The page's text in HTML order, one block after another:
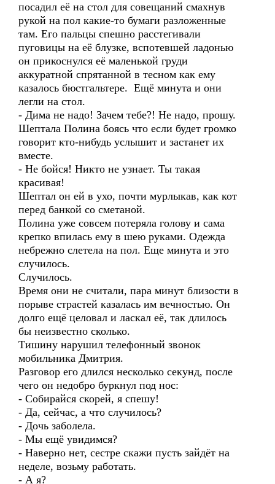
посадил её на стол для совещаний смахнув
рукой на пол какие-то бумаги разложенные
там. Его пальцы спешно расстегивали
пуговицы на её блузке, вспотевшей ладонью
он прикоснулся её маленькой груди
аккуратной спрятанной в тесном как ему
казалось бюстгальтере. Ещё минута и они
легли на стол.
- Дима не надо! Зачем тебе?! Не надо, прошу.
Шептала Полина боясь что если будет громко
говорит кто-нибудь услышит и застанет их
вместе.
- Не бойся! Никто не узнает. Ты такая
красивая!
Шептал он ей в ухо, почти мурлыкав, как кот
перед банкой со сметаной.
Полина уже совсем потеряла голову и сама
крепко впилась ему в шею руками. Одежда
небрежно слетела на пол. Еще минута и это
случилось.
Случилось.
Время они не считали, пара минут близости в
порыве страстей казалась им вечностью. Он
долго ещё целовал и ласкал её, так длилось
бы неизвестно сколько.
Тишину нарушил телефонный звонок
мобильника Дмитрия.
Разговор его длился несколько секунд, после
чего он недобро буркнул под нос:
- Собирайся скорей, я спешу!
- Да, сейчас, а что случилось?
- Дочь заболела.
- Мы ещё увидимся?
- Наверно нет, сестре скажи пусть зайдёт на
неделе, возьму работать.
- А я?